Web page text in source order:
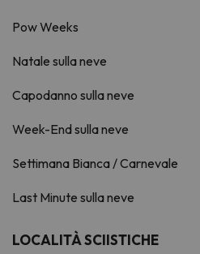
Pow Weeks
Natale sulla neve
Capodanno sulla neve
Week-End sulla neve
Settimana Bianca / Carnevale
Last Minute sulla neve
LOCALITÀ SCIISTICHE